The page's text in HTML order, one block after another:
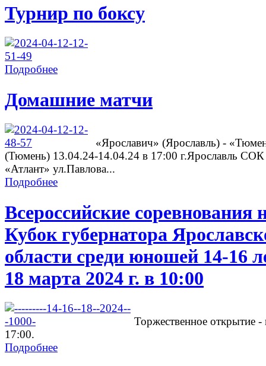
Турнир по боксу
Подробнее
Домашние матчи
«Ярославич» (Ярославль) -
(Тюмень) 13.04.24-14.04.24 в 17:00 г.Ярославль СОК
«Атлант» ул.Павлова...
Подробнее
Всероссийские соревнования
Кубок губернатора
области среди юношей 14-16
18 марта 2024 г. в 10:00
Торжественное открытие -
17:00.
Подробнее